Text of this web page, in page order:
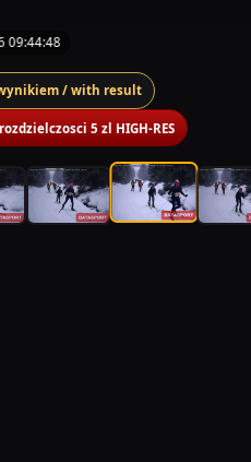
09:44:48
/ with result
5 zl HIGH-RES